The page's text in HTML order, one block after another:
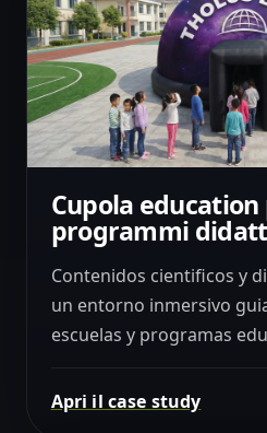
EDUCATION 02
Cupola education
programmi
Contenidos cientificos y
un entorno inmersivo
escuelas y programas
Apri il case study